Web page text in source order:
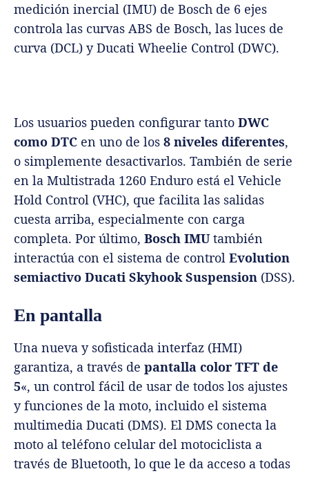
medición inercial (IMU) de Bosch de 6 ejes
controla las curvas ABS de Bosch, las luces de
curva (DCL) y Ducati Wheelie Control (DWC).
Los usuarios pueden configurar tanto DWC
como DTC en uno de los 8 niveles diferentes,
o simplemente desactivarlos. También de serie
en la Multistrada 1260 Enduro está el Vehicle
Hold Control (VHC), que facilita las salidas
cuesta arriba, especialmente con carga
completa. Por último, Bosch IMUtambién
interactúa con el sistema de control Evolution
semiactivo Ducati Skyhook Suspension (DSS).
En pantalla
Una nueva y sofisticada interfaz (HMI)
garantiza, a través de pantalla color TFT de
5«, un control fácil de usar de todos los ajustes
y funciones de la moto, incluido el sistema
multimedia Ducati (DMS). El DMS conecta la
moto al teléfono celular del motociclista a
través de Bluetooth, lo que le da acceso a todas